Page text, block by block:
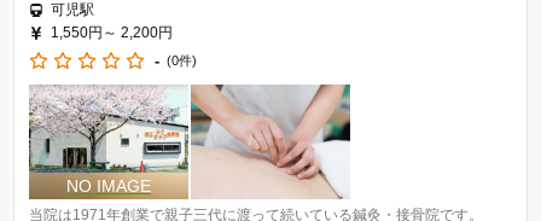
可児駅
1,550円～ 2,200円
- (0件)
当院は1971年創業で親子三代に渡って続いている鍼灸・接骨院です。